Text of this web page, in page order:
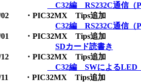
C32編 RS232C通信（
02 ・PIC32MX Tips追加
C32編 RS232C通信（
01 ・PIC32MX Tips追加
SDカード読書き
12 ・PIC32MX Tips追加
C32編 SWによるLED
11 ・PIC32MX Tips追加